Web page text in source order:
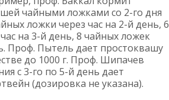
чайными ложками со 2-го дня
ложки через час на 2-й день, 6
на 3-й день, 8 чайных ложек
Проф. Пытель дает простоквашу
до 1000 г. Проф. Шипачев
с 3-го по 5-й день дает
(дозировка не указана).